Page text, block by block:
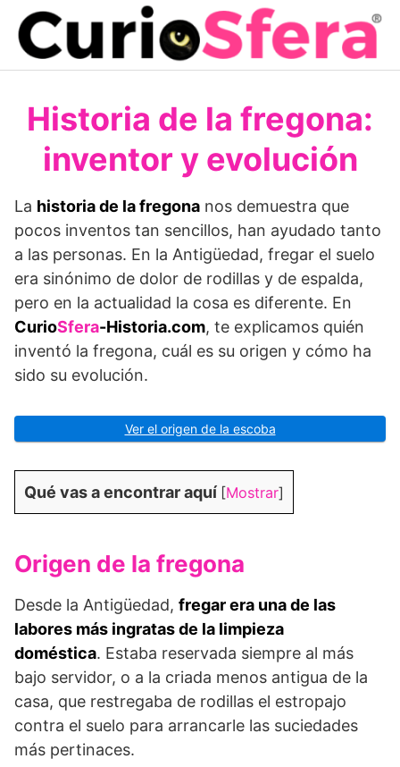
Saltar
contenido
Historia de la fregona:
inventor y evolución
La historia de la fregona nos demuestra que
pocos inventos tan sencillos, han ayudado tanto
a las personas. En la Antigüedad, fregar el suelo
era sinónimo de dolor de rodillas y de espalda,
pero en la actualidad la cosa es diferente. En
CurioSfera-Historia.com, te explicamos quién
inventó la fregona, cuál es su origen y cómo ha
sido su evolución.
Ver el origen de la escoba
Qué vas a encontrar aquí [Mostrar]
Origen de la fregona
Desde la Antigüedad, fregar era una de las
labores más ingratas de la limpieza
doméstica. Estaba reservada siempre al más
bajo servidor, o a la criada menos antigua de la
casa, que restregaba de rodillas el estropajo
contra el suelo para arrancarle las suciedades
más pertinaces.